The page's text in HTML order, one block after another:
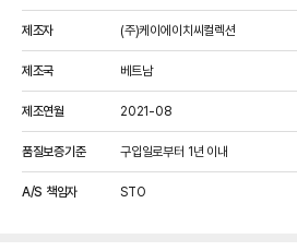
제조자 (주)케이에이치씨컬렉션
제조국 베트남
제조연월 2021-08
품질보증기준 구입일로부터 1년 이내
A/S 책임자 STO